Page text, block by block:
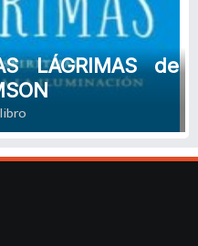
LÁGRIMAS de